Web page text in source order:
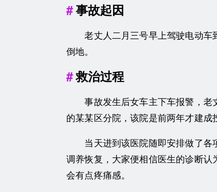
事故起因
老丈人二月三号早上驾驶电动车
倒地。
救治过程
事故发生后女车主下车报警，老
的某某区分院，该院是前两年才建成
当天进到该医院随即安排做了各
调养恢复，大家便相信医生的诊断
会有点疼痛感。